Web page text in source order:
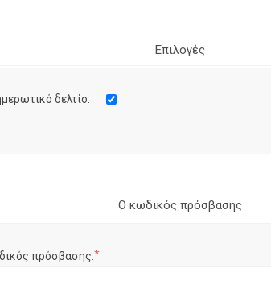
Επιλογές
δελτίο:
Ο κωδικός πρόσβασης
πρόσβασης:*